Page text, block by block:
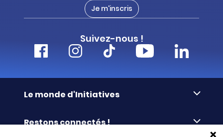
Je m'inscris
Suivez-nous !
Le monde d'Initiatives
Restons connectés !